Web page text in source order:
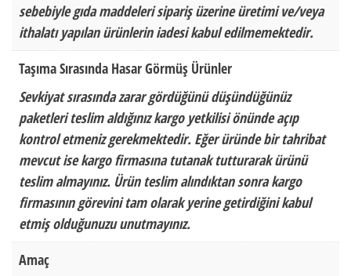
sebebiyle gıda maddeleri sipariş üzerine üretimi ve/veya
ithalatı yapılan ürünlerin iadesi kabul edilmemektedir.
Taşıma Sırasında Hasar Görmüş Ürünler
Sevkiyat sırasında zarar gördüğünü düşündüğünüz
paketleri teslim aldığınız kargo yetkilisi önünde açıp
kontrol etmeniz gerekmektedir. Eğer üründe bir tahribat
mevcut ise kargo firmasına tutanak tutturarak ürünü
teslim almayınız. Ürün teslim alındıktan sonra kargo
firmasının görevini tam olarak yerine getirdiğini kabul
etmiş olduğunuzu unutmayınız.
Amaç